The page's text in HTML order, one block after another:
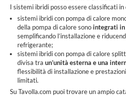
I sistemi ibridi posso essere classificati
sistemi ibridi con pompa di calore
della pompa di calore sonointegrati in
semplificando l’installazione e
refrigerante;
sistemi ibridi con pompa di calore
divisa tra un’unità esterna e una
flessibilità di installazione e
limitati.
Su Tavolla.com puoi trovare un ampio